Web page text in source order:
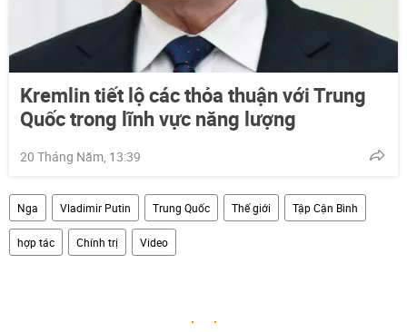
Kremlin tiết lộ các thỏa thuận với Trung
Quốc trong lĩnh vực năng lượng
20 Tháng Năm, 13:39
Nga Vladimir Putin Trung Quốc Thế giới Tập Cận Bình
hợp tác Chính trị Video